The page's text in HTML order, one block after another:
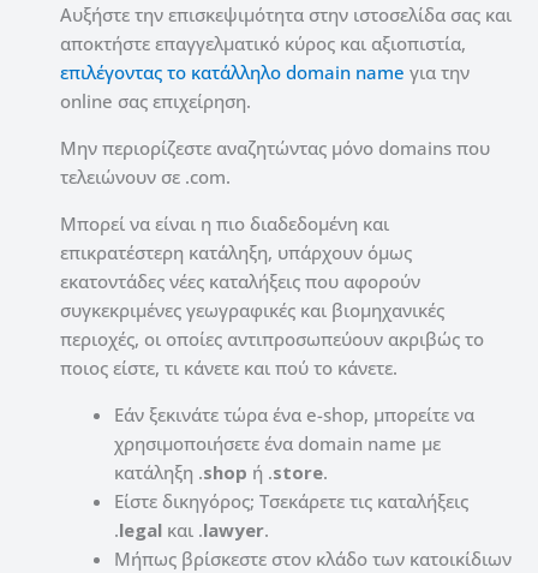
Αυξήστε την επισκεψιμότητα στην ιστοσελίδα σας και
αποκτήστε επαγγελματικό κύρος και αξιοπιστία,
επιλέγοντας το κατάλληλο domain name για την
online σας επιχείρηση.
Μην περιορίζεστε αναζητώντας μόνο domains που
τελειώνουν σε .com.
Μπορεί να είναι η πιο διαδεδομένη και
επικρατέστερη κατάληξη, υπάρχουν όμως
εκατοντάδες νέες καταλήξεις που αφορούν
συγκεκριμένες γεωγραφικές και βιομηχανικές
περιοχές, οι οποίες αντιπροσωπεύουν ακριβώς το
ποιος είστε, τι κάνετε και πού το κάνετε.
Εάν ξεκινάτε τώρα ένα e-shop, μπορείτε να
χρησιμοποιήσετε ένα domain name με
κατάληξη .shop ή .store.
Είστε δικηγόρος; Τσεκάρετε τις καταλήξεις
.legal και .lawyer.
Μήπως βρίσκεστε στον κλάδο των κατοικίδιων